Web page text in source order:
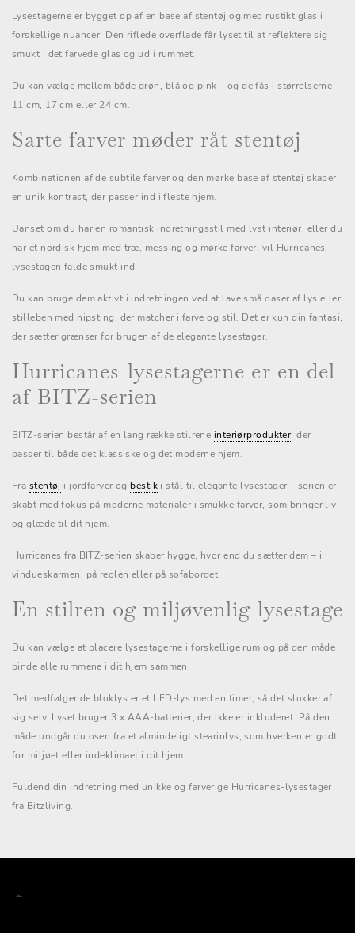
Lysestagerne er bygget op af en base af stentøj og med rustikt glas i
forskellige nuancer. Den riflede overflade får lyset til at reflektere sig
smukt i det farvede glas og ud i rummet.
Du kan vælge mellem både grøn, blå og pink – og de fås i størrelserne
11 cm, 17 cm eller 24 cm.
Sarte farver møder råt stentøj
Kombinationen af de subtile farver og den mørke base af stentøj skaber
en unik kontrast, der passer ind i fleste hjem.
Uanset om du har en romantisk indretningsstil med lyst interiør, eller du
har et nordisk hjem med træ, messing og mørke farver, vil Hurricanes-
lysestagen falde smukt ind.
Du kan bruge dem aktivt i indretningen ved at lave små oaser af lys eller
stilleben med nipsting, der matcher i farve og stil. Det er kun din fantasi,
der sætter grænser for brugen af de elegante lysestager.
Hurricanes-lysestagerne er en del
af BITZ-serien
BITZ-serien består af en lang række stilrene interiørprodukter, der
passer til både det klassiske og det moderne hjem.
Fra stentøj i jordfarver og bestiki stål til elegante lysestager – serien er
skabt med fokus på moderne materialer i smukke farver, som bringer liv
og glæde til dit hjem.
Hurricanes fra BITZ-serien skaber hygge, hvor end du sætter dem – i
vindueskarmen, på reolen eller på sofabordet.
En stilren og miljøvenlig lysestage
Du kan vælge at placere lysestagerne i forskellige rum og på den måde
binde alle rummene i dit hjem sammen.
Det medfølgende bloklys er et LED-lys med en timer, så det slukker af
sig selv. Lyset bruger 3 x AAA-batterier, der ikke er inkluderet. På den
måde undgår du osen fra et almindeligt stearinlys, som hverken er godt
for miljøet eller indeklimaet i dit hjem.
Fuldend din indretning med unikke og farverige Hurricanes-lysestager
fra Bitzliving.